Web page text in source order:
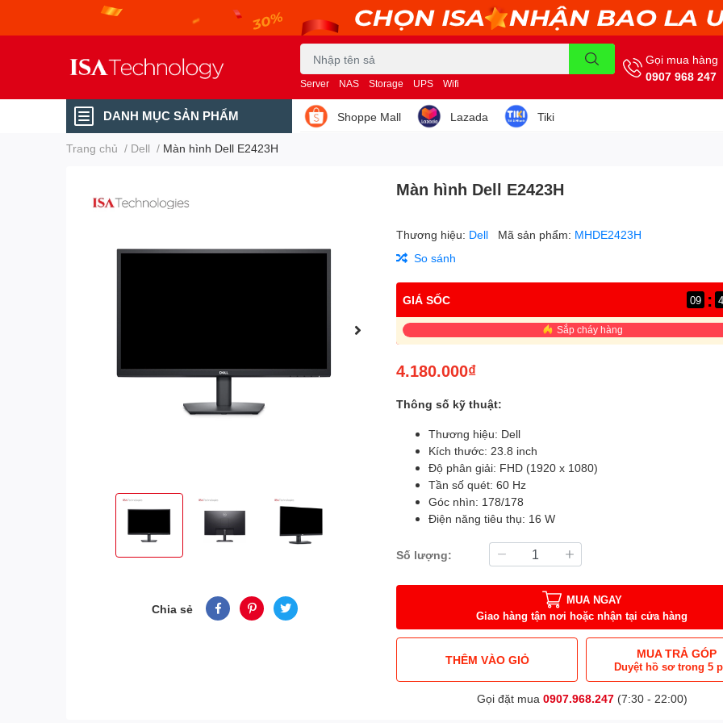
Server NAS Storage UPS Wifi
Gọi mua hàng
0907 968 247
DANH MỤC SẢN PHẨM Shoppe Mall Lazada Tiki
Trang chủ / Dell / Màn hình Dell E2423H
Chia sẻ
Màn hình Dell E2423H
Thương hiệu: Dell Mã sản phẩm: MHDE2423H
So sánh
GIÁ SỐC 09 :
Sắp cháy hàng
4.180.000₫
Thông số kỹ thuật:
Thương hiệu: Dell
Kích thước: 23.8 inch
Độ phân giải: FHD (1920 x 1080)
Tần số quét: 60 Hz
Góc nhìn: 178/178
Điện năng tiêu thụ: 16 W
Số lượng:
MUA NGAY
Giao hàng tận nơi hoặc nhận tại cửa hàng
THÊM VÀO GIỎ MUA TRẢ GÓP
Duyệt hồ sơ trong 5
Gọi đặt mua 0907.968.247(7:30 - 22:00)